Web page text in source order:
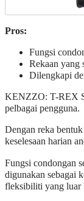
Pros:
Fungsi
Rekaan yang
Dilengkapi
KENZZO: T-REX
pelbagai pengguna.
Dengan reka
keselesaan harian
Fungsi condongan
digunakan sebagai
fleksibiliti yang luar